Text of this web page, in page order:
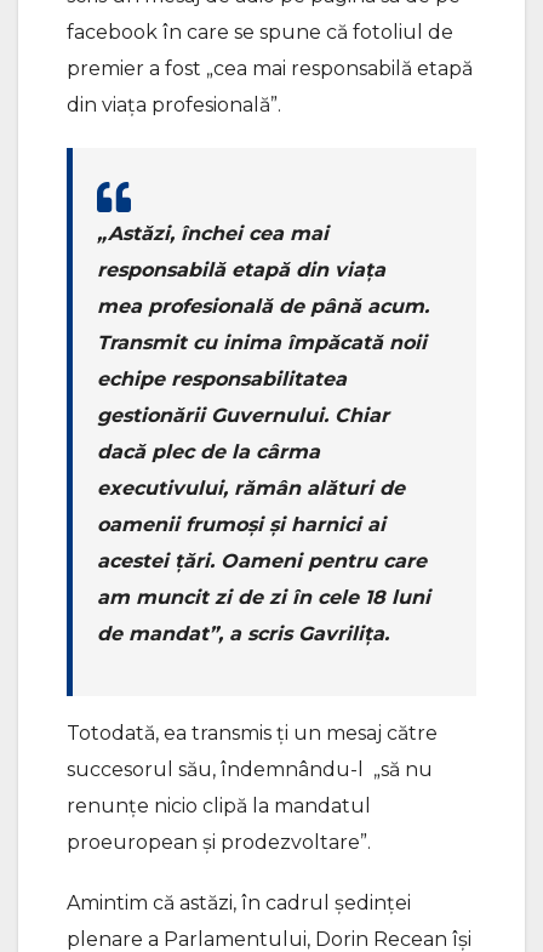
facebook în care se spune că fotoliul de
premier a fost „cea mai responsabilă etapă
din viața profesională”.
„Astăzi, închei cea mai
responsabilă etapă din viața
mea profesională de până acum.
Transmit cu inima împăcată noii
echipe responsabilitatea
gestionării Guvernului. Chiar
dacă plec de la cârma
executivului, rămân alături de
oamenii frumoși și harnici ai
acestei țări. Oameni pentru care
am muncit zi de zi în cele 18 luni
de mandat”, a scris Gavrilița.
Totodată, ea transmis ți un mesaj către
succesorul său, îndemnându-l „să nu
renunțe nicio clipă la mandatul
proeuropean și prodezvoltare”.
Amintim că astăzi, în cadrul ședinței
plenare a Parlamentului, Dorin Recean își